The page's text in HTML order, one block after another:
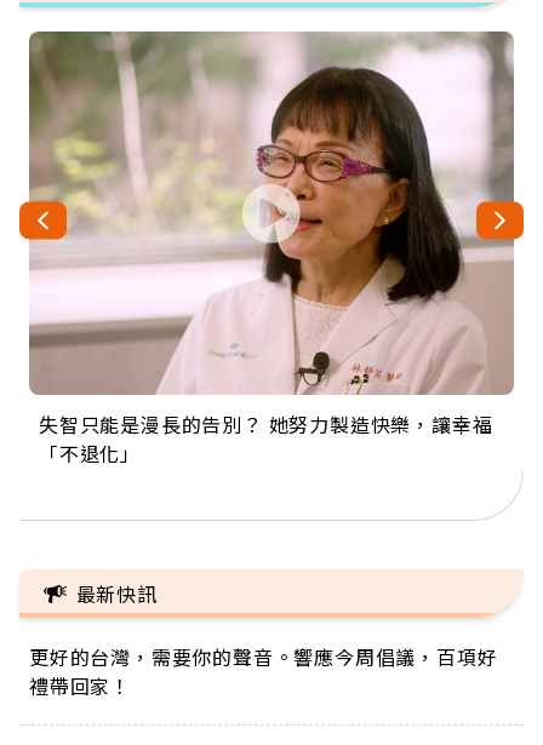
失智只能是漫長的告別？ 她努力製造快樂，讓幸福
「不退化」
來自剛果的巧克力神父 為台灣奉獻36年 「台灣是我
的家，我連作夢都講台語！」
63歲卸矽谷副總、搬回台灣找快樂！「蛋黃哥小
丑」走進安養院，逗樂上萬爺奶：退休後才開始真
104歲打破金氏世界紀錄 成為全球最年長羽球選
手，分享長壽的秘密原來是「這個」
事業巔峰他選擇追夢…黑手阿伯拉小提琴還登上小
巨蛋！連CNN都大讚！
最新快訊
更好的台灣，需要你的聲音。響應今周倡議，百項好
禮帶回家！